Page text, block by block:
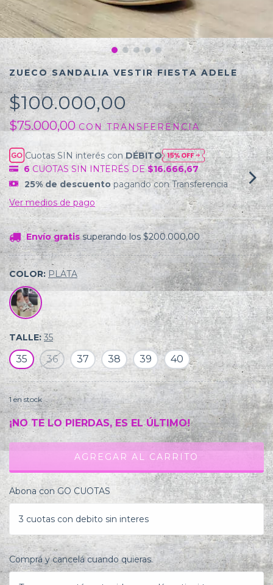
ZUECO SANDALIA VESTIR FIESTA ADELE
$100.000,00
$75.000,00 CON TRANSFERENCIA
Cuotas SIN interés conDÉBITO
6 CUOTAS SIN INTERÉS DE$16.666,67
25% de descuento pagando con Transferencia
Ver medios de pago
Envío gratis superando los $200.000,00
COLOR: PLATA
TALLE: 35
35 36 37 38 39 40
1en stock
¡NO TE LO PIERDAS, ES EL ÚLTIMO!
Abona con GO CUOTAS
3 cuotas con debito sin interes
Comprá y cancelá cuando quieras.